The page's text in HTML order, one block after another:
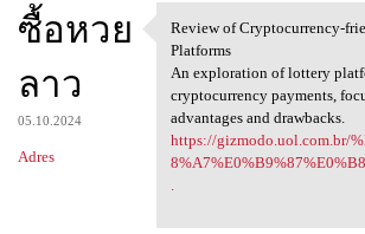
ซื้อหวย
ลาว
05.10.2024
Adres
Review of
Review of Cryptocurrency-
Platforms
An exploration of lottery
cryptocurrency payments,
advantages and drawbacks.
https://gizmodo.uol.com.br/